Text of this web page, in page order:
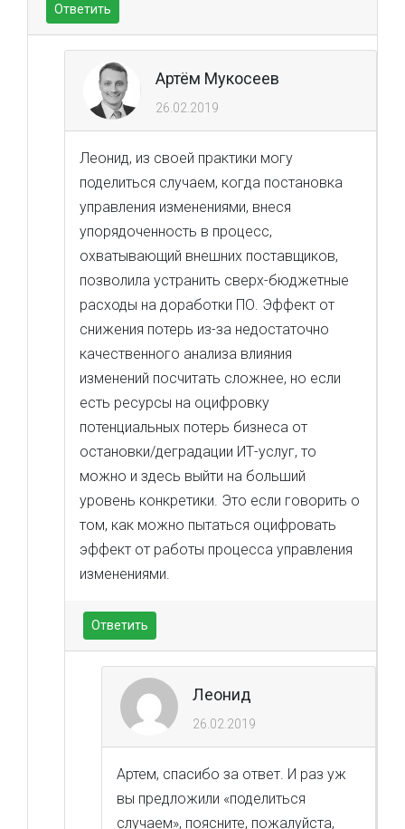
Ответить
Артём Мукосеев
26.02.2019
Леонид, из своей практики могу
поделиться случаем, когда постановка
управления изменениями, внеся
упорядоченность в процесс,
охватывающий внешних поставщиков,
позволила устранить сверх-бюджетные
расходы на доработки ПО. Эффект от
снижения потерь из-за недостаточно
качественного анализа влияния
изменений посчитать сложнее, но если
есть ресурсы на оцифровку
потенциальных потерь бизнеса от
остановки/деградации ИТ-услуг, то
можно и здесь выйти на больший
уровень конкретики. Это если говорить о
том, как можно пытаться оцифровать
эффект от работы процесса управления
изменениями.
Ответить
Леонид
26.02.2019
Артем, спасибо за ответ. И раз уж
вы предложили «поделиться
случаем», поясните, пожалуйста,